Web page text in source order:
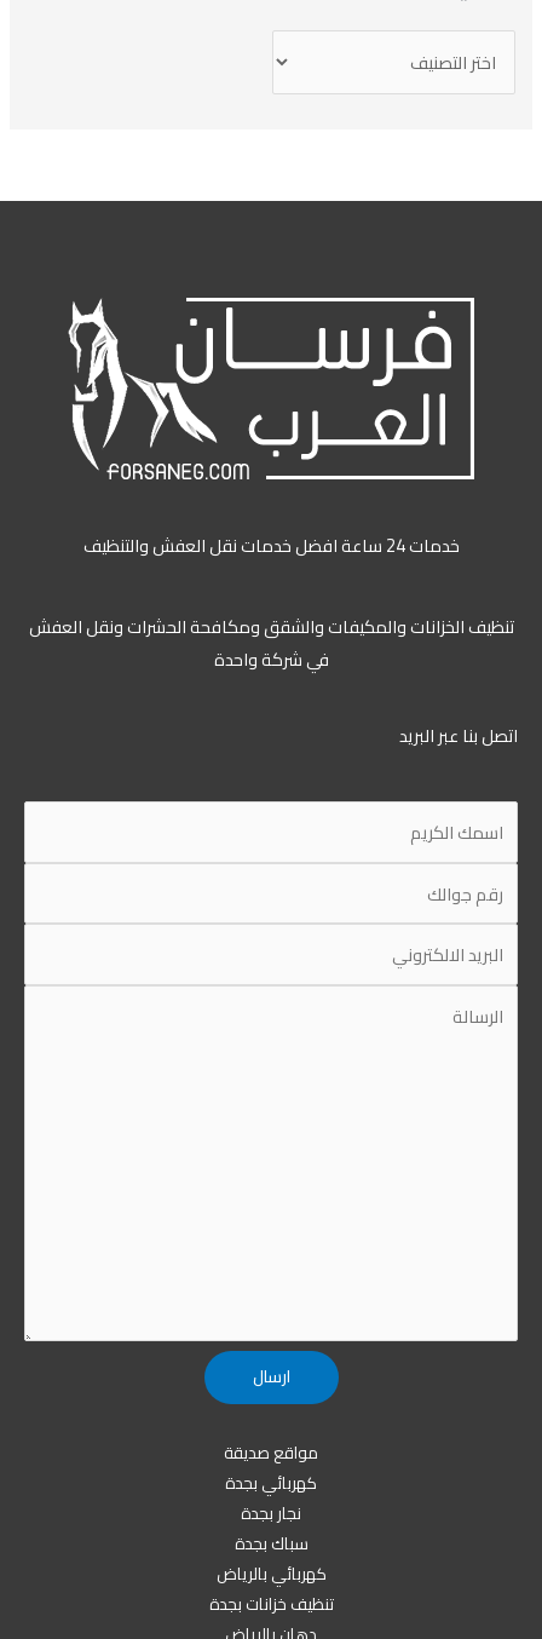
خدمات 24 ساعة افضل خدمات نقل العفش والتنظيف
تنظيف الخزانات والمكيفات والشقق ومكافحة الحشرات ونقل العفش
في شركة واحدة
اتصل بنا عبر البريد
مواقع صديقة
كهربائي بجدة
نجار بجدة
سباك بجدة
كهربائي بالرياض
تنظيف خزانات بجدة